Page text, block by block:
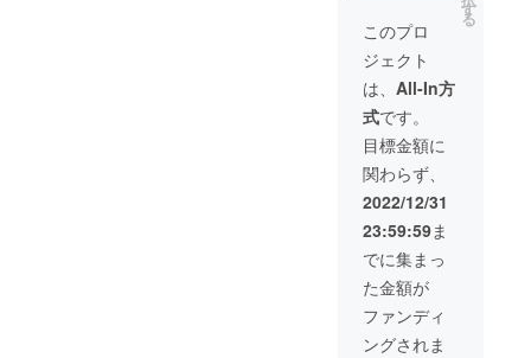
願いし
ます。
ブラン
ドにつ
きまし
ては店
長厳選
の商品
になり
ますの
でご了
承くだ
さい。
ブラン
ド例)
BAKER
、
DOCUS
、
ンド
ル、
バーエ
ンド、
グリッ
プ、ブ
レー
キ、ス
テム、
フロン
トタイ
ヤ、リ
アタイ
ヤ、ペ
ダル、
クラン
ク、ス
プロ
ケッ
す
る
このプロ
ジェクト
は、 All-In方
式です。
目標金額に
関わらず、
2022/12/31
23:59:59ま
でに集まっ
た金額が
ファンディ
ングされま